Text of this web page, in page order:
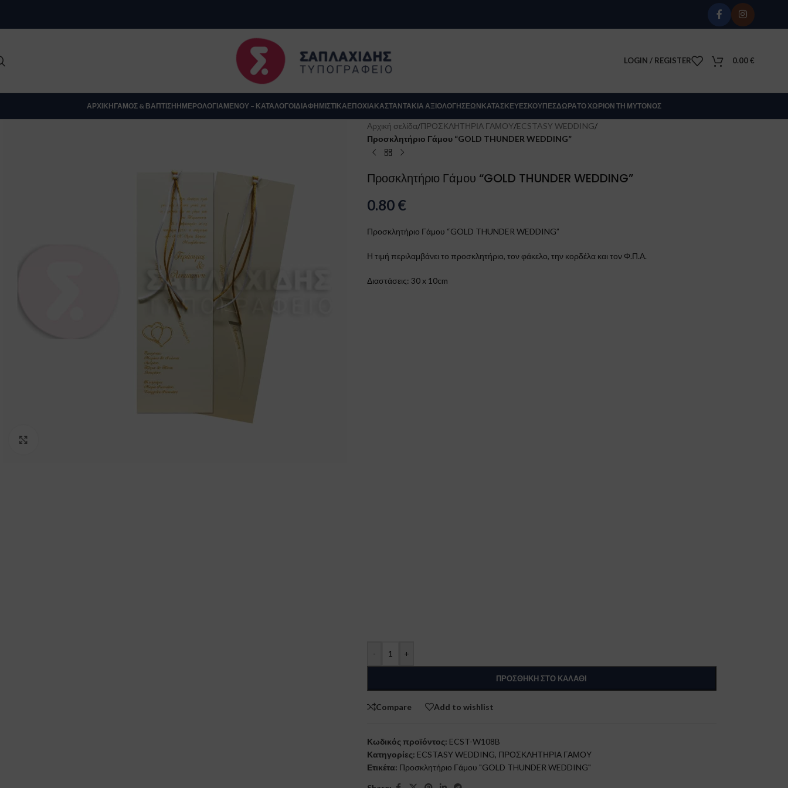
LOGIN / REGISTER 0.00€
ΑΡΧΙΚΉΓΆΜΟΣ & ΒΆΠΤΙΣΗΗΜΕΡΟΛΌΓΙΑΜΕΝΟΎ – ΚΑΤΆΛΟΓΟΙΔΙΑΦΗΜΙΣΤΙΚΑΕΠΟΧΙΑΚΆΣΤΑΝΤΆΚΙΑ ΑΞΙΟΛΟΓΉΣΕΩΝΚΑΤΑΣΚΕΥΈΣΚΟΎΠΕΣΔΏΡΑΤΟ ΧΩΡΊΟΝ ΤΗ ΜΎΤΟΝΟΣ
Αρχική σελίδα/ΠΡΟΣΚΛΗΤΗΡΙΑ ΓΑΜΟΥ/ECSTASY WEDDING/
Προσκλητήριο Γάμου “GOLD THUNDER WEDDING”
Προσκλητήριο Γάμου “GOLD THUNDER WEDDING”
0.80 €
Προσκλητήριο Γάμου “GOLD THUNDER WEDDING”
Η τιμή περιλαμβάνει το προσκλητήριο, τον φάκελο, την κορδέλα και τον Φ.Π.Α.
Διαστάσεις: 30 x 10cm
- +
ΠΡΟΣΘΉΚΗ ΣΤΟ ΚΑΛΆΘΙ
Compare Add to wishlist
Κωδικός προϊόντος: ECST-W108B
Κατηγορίες: ECSTASY WEDDING, ΠΡΟΣΚΛΗΤΗΡΙΑ ΓΑΜΟΥ
Ετικέτα: Προσκλητήριο Γάμου "GOLD THUNDER WEDDING"